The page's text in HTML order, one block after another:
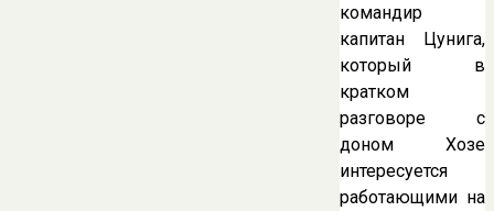
командир
капитан Цунига,
который в
кратком
разговоре с
доном Хозе
интересуется
работающими на